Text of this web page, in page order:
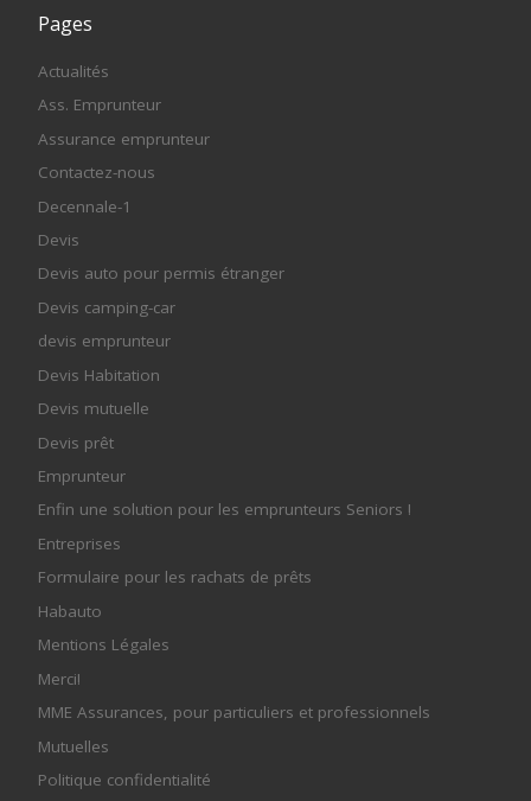
Pages
Actualités
Ass. Emprunteur
Assurance emprunteur
Contactez-nous
Decennale-1
Devis
Devis auto pour permis étranger
Devis camping-car
devis emprunteur
Devis Habitation
Devis mutuelle
Devis prêt
Emprunteur
Enfin une solution pour les emprunteurs Seniors !
Entreprises
Formulaire pour les rachats de prêts
Habauto
Mentions Légales
Merci!
MME Assurances, pour particuliers et professionnels
Mutuelles
Politique confidentialité